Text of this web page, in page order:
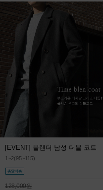
[EVENT] 블렌더 남성 더블 코트
1~2(95~115)
128,000원